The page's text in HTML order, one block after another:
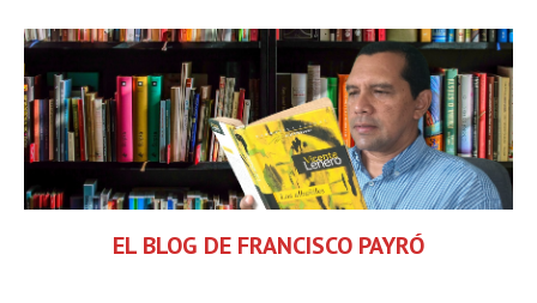
EL BLOG DE FRANCISCO PAYRÓ